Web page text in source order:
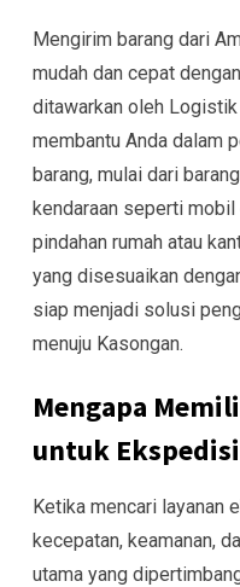
Mengirim barang dari
mudah dan cepat
ditawarkan oleh
membantu Anda dalam
barang, mulai dari
kendaraan seperti mobil
pindahan rumah atau
yang disesuaikan
siap menjadi solusi
menuju Kasongan.
Mengapa
untuk
Ketika mencari layanan
kecepatan, keamanan,
utama yang